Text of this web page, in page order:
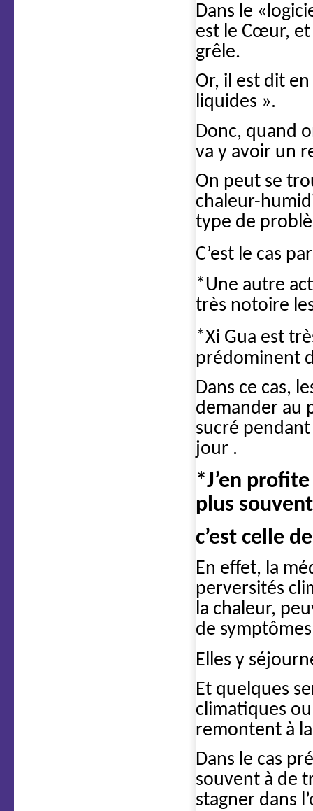
Dans le
est le Cœur, et
grêle.
Or, il est dit
liquides ».
Donc, quand
va y avoir un
On peut se
chaleur-
type de
C’est le cas
*Une autre
très notoire
*Xi Gua est
prédominent
Dans ce cas,
demander au
sucré
jour .
*J’en
plus
c’est celle
En effet, la
perversités
la chaleur,
de
Elles y
Et quelques
climatiques
remontent à
Dans le cas
souvent à de
stagner dans